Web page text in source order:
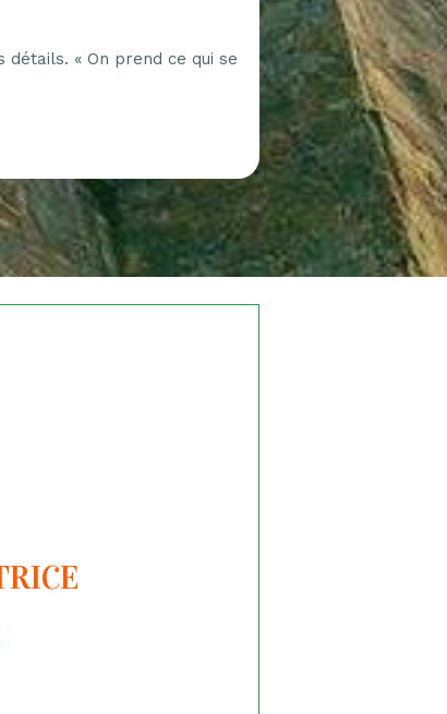
« On prend ce qui se